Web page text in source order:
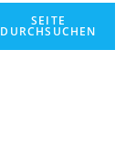
SEITE
DURCHSUCHEN